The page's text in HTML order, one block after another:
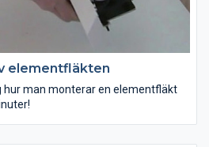
elementfläkten
hur man monterar en elementfläkt